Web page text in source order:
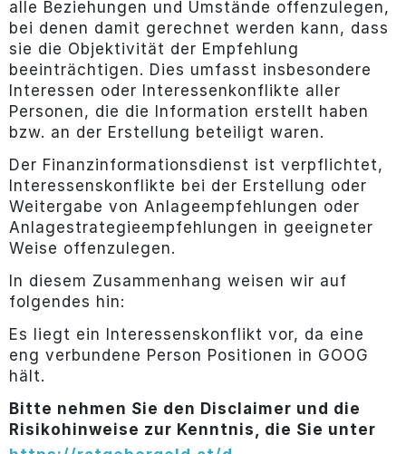
alle Beziehungen und Umstände offenzulegen,
bei denen damit gerechnet werden kann, dass
sie die Objektivität der Empfehlung
beeinträchtigen. Dies umfasst insbesondere
Interessen oder Interessenkonflikte aller
Personen, die die Information erstellt haben
bzw. an der Erstellung beteiligt waren.
Der Finanzinformationsdienst ist verpflichtet,
Interessenskonflikte bei der Erstellung oder
Weitergabe von Anlageempfehlungen oder
Anlagestrategieempfehlungen in geeigneter
Weise offenzulegen.
In diesem Zusammenhang weisen wir auf
folgendes hin:
Es liegt ein Interessenskonflikt vor, da eine
eng verbundene Person Positionen in GOOG
hält.
Bitte nehmen Sie den Disclaimer und die
Risikohinweise zur Kenntnis, die Sie unter